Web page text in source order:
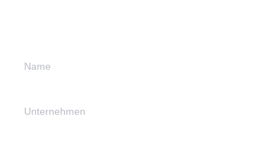
Name
Unternehmen